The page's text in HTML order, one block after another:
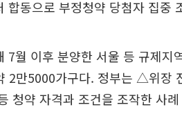
합동으로 부정청약 당첨자 집중
7월 이후 분양한 서울 등 규제지
2만5000가구다. 정부는 △위장
청약 자격과 조건을 조작한 사